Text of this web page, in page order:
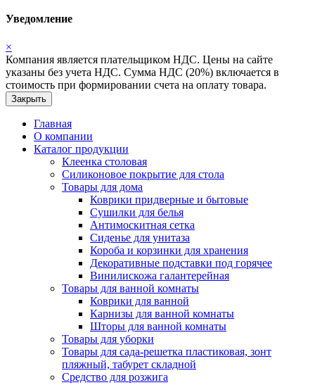
Уведомление
×
Компания является плательщиком НДС. Цены на сайте
указаны без учета НДС. Сумма НДС (20%) включается в
стоимость при формировании счета на оплату товара.
Закрыть
Главная
О компании
Каталог продукции
Клеенка столовая
Силиконовое покрытие для стола
Товары для дома
Коврики придверные и бытовые
Сушилки для белья
Антимоскитная сетка
Сиденье для унитаза
Короба и корзинки для хранения
Декоративные подставки под горячее
Винилискожа галантерейная
Товары для ванной комнаты
Коврики для ванной
Карнизы для ванной комнаты
Шторы для ванной комнаты
Товары для уборки
Товары для сада-решетка пластиковая, зонт
пляжный, табурет складной
Средство для розжига